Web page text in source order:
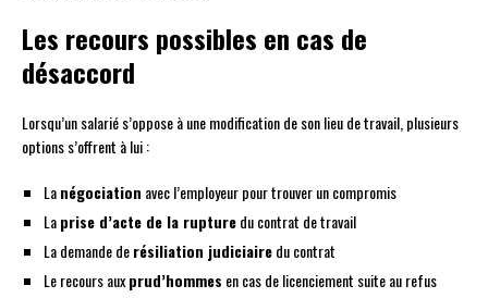
Les recours possibles en cas de
désaccord
Lorsqu’un salarié s’oppose à une modification de son lieu de travail, plusieurs
options s’offrent à lui :
Lanégociation avec l’employeur pour trouver un compromis
Laprise d’acte de la rupturedu contrat de travail
La demande derésiliation judiciairedu contrat
Le recours auxprud’hommes en cas de licenciement suite au refus